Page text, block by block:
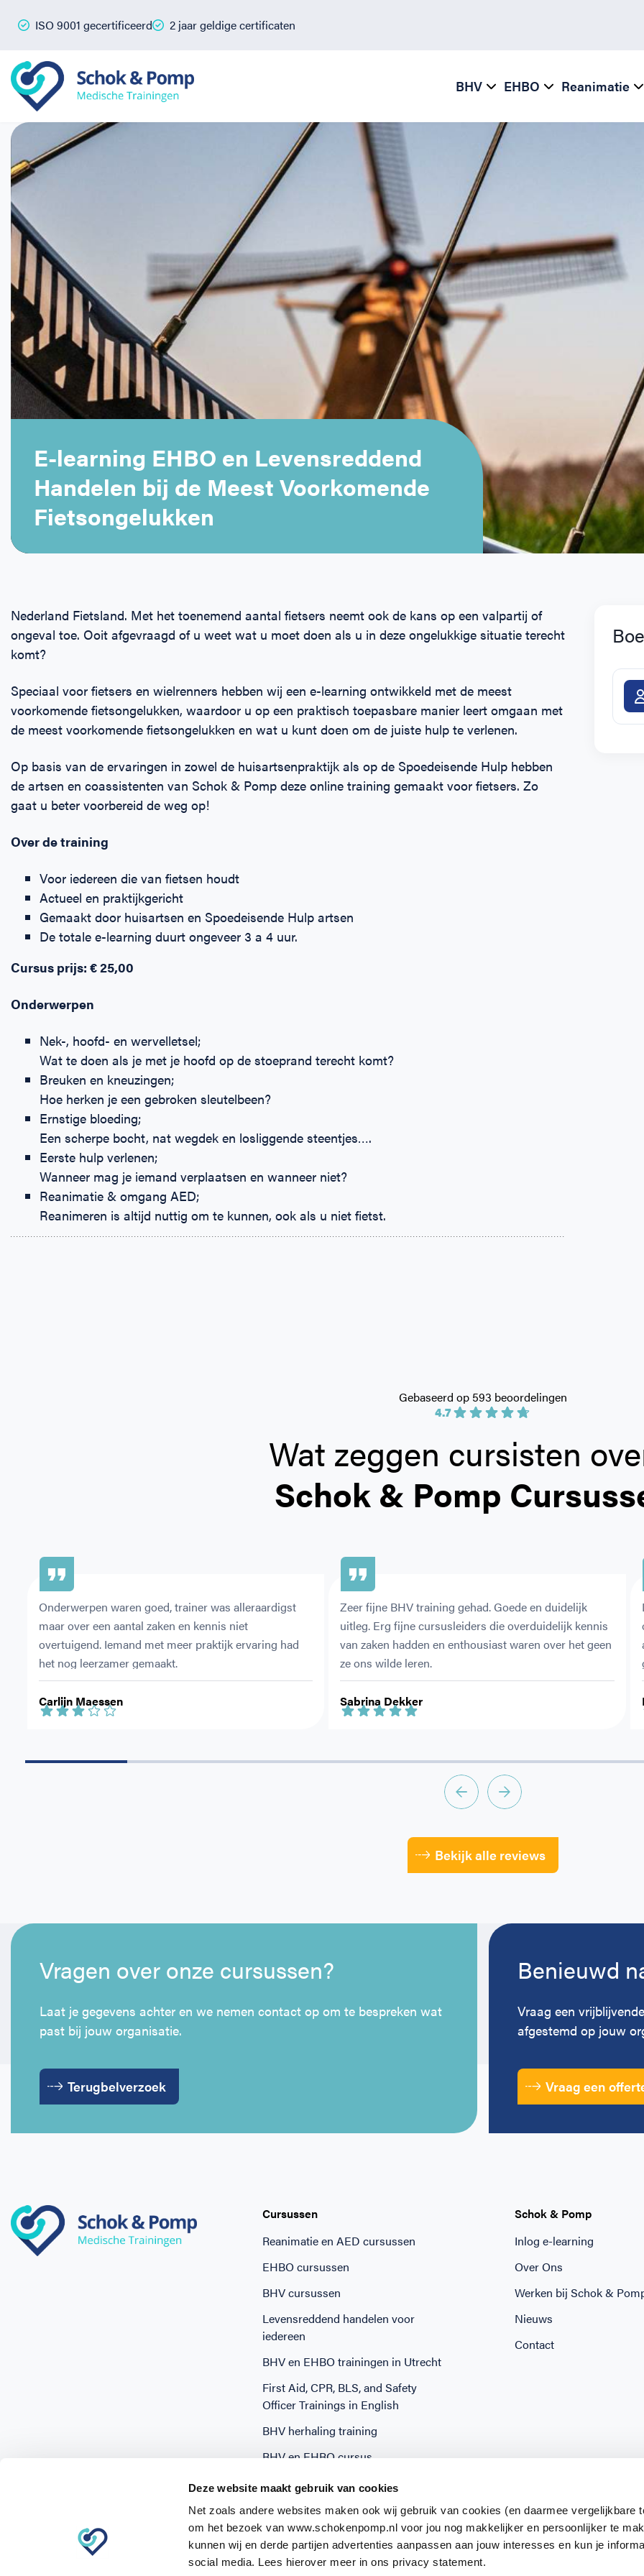
Deze website maakt gebruik van cookies
Net zoals andere websites maken ook wij gebruik van cookies (en daarmee vergelijkbare
om het bezoek van www.schokenpomp.nl voor jou nog makkelijker en persoonlijker te
kunnen wij en derde partijen advertenties aanpassen aan jouw interesses en kun je
social media. Lees hierover meer in ons privacy statement.
ISO 9001 gecertificeerd 2 jaar geldige certificaten
BHV EHBO Reanimatie
E-learning EHBO en Levensreddend
Handelen bij de Meest Voorkomende
Fietsongelukken
Nederland Fietsland. Met het toenemend aantal fietsers neemt ook de kans op een valpartij of
ongeval toe. Ooit afgevraagd of u weet wat u moet doen als u in deze ongelukkige situatie terecht
komt?
Speciaal voor fietsers en wielrenners hebben wij een e-learning ontwikkeld met de meest
voorkomende fietsongelukken, waardoor u op een praktisch toepasbare manier leert omgaan met
de meest voorkomende fietsongelukken en wat u kunt doen om de juiste hulp te verlenen.
Op basis van de ervaringen in zowel de huisartsenpraktijk als op de Spoedeisende Hulp hebben
de artsen en coassistenten van Schok & Pomp deze online training gemaakt voor fietsers. Zo
gaat u beter voorbereid de weg op!
Over de training
Voor iedereen die van fietsen houdt
Actueel en praktijkgericht
Gemaakt door huisartsen en Spoedeisende Hulp artsen
De totale e-learning duurt ongeveer 3 a 4 uur.
Cursus prijs: € 25,00
Onderwerpen
Nek-, hoofd- en wervelletsel;
Wat te doen als je met je hoofd op de stoeprand terecht komt?
Breuken en kneuzingen;
Hoe herken je een gebroken sleutelbeen?
Ernstige bloeding;
Een scherpe bocht, nat wegdek en losliggende steentjes….
Eerste hulp verlenen;
Wanneer mag je iemand verplaatsen en wanneer niet?
Reanimatie & omgang AED;
Reanimeren is altijd nuttig om te kunnen, ook als u niet fietst.
Wat zeggen cursisten
Schok & Pomp
4.7
Gebaseerd op 593 beoordelingen
Carlijn Maessen
Onderwerpen waren goed, trainer was alleraardigst
maar over een aantal zaken en kennis niet
overtuigend. Iemand met meer praktijk ervaring had
het nog leerzamer gemaakt.
Sabrina Dekker
Zeer fijne BHV training gehad. Goede en duidelijk
uitleg. Erg fijne cursusleiders die overduidelijk kennis
van zaken hadden en enthousiast waren over het geen
ze ons wilde leren.
Bekijk alle reviews
Vragen over onze cursussen?
Laat je gegevens achter en we nemen contact op om te bespreken wat
past bij jouw organisatie.
Terugbelverzoek
Benieuwd
Vraag een
afgestemd op jouw
Vraag een
Cursussen
Reanimatie en AED cursussen
EHBO cursussen
BHV cursussen
Levensreddend handelen voor
iedereen
BHV en EHBO trainingen in Utrecht
First Aid, CPR, BLS, and Safety
Officer Trainings in English
BHV herhaling training
BHV en EHBO cursus
BHV training in een halve dag
Schok & Pomp
Inlog e-learning
Over Ons
Werken bij Schok &
Nieuws
Contact